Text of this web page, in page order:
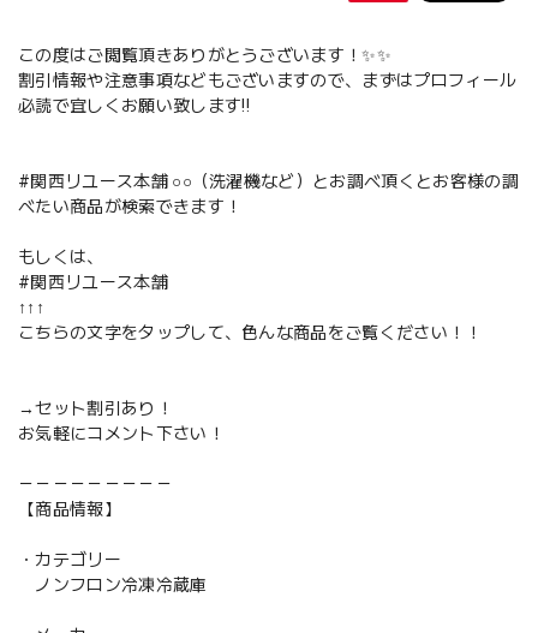
この度はご閲覧頂きありがとうございます！✨✨
割引情報や注意事項などもございますので、まずはプロフィール
必読で宜しくお願い致します‼️
#関西リユース本舗 ○○（洗濯機など）とお調べ頂くとお客様の調
べたい商品が検索できます！
もしくは、
#関西リユース本舗
↑↑↑
こちらの文字をタップして、色んな商品をご覧ください！！
→セット割引あり！
お気軽にコメント下さい！
－－－－－－－－－
【商品情報】
・カテゴリー
ノンフロン冷凍冷蔵庫